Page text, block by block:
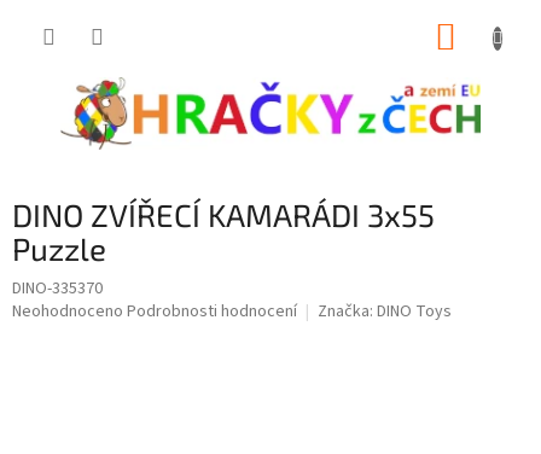
DINO ZVÍŘECÍ KAMARÁDI 3x55
Puzzle
DINO-335370
Průměrné
Neohodnoceno Podrobnosti hodnocení Značka: DINO Toys